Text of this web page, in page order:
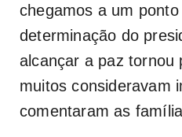
chegamos a um
determinação do
alcançar a paz tornou
muitos consideravam
comentaram as